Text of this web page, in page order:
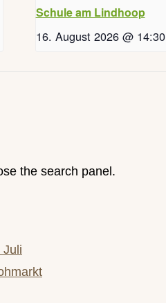
Schule am Lindhoop
16. August 2026 @ 14:30
the search panel.
Juli